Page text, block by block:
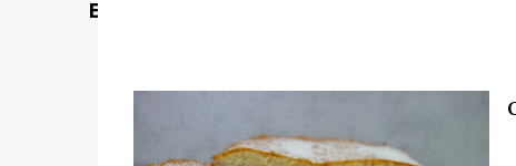
Etykiety